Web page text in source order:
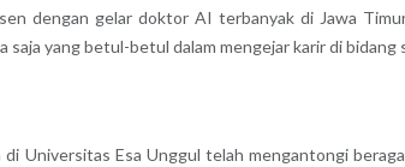
dengan gelar doktor AI terbanyak di Jawa
saja yang betul-betul dalam mengejar karir di bidang
Universitas Esa Unggul telah mengantongi